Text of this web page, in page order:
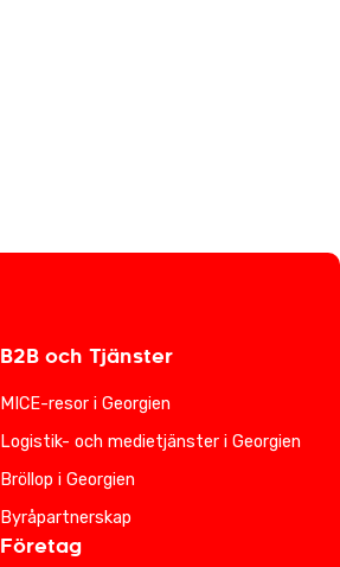
B2B och Tjänster
MICE-resor i Georgien
Logistik- och medietjänster i Georgien
Bröllop i Georgien
Byråpartnerskap
Företag